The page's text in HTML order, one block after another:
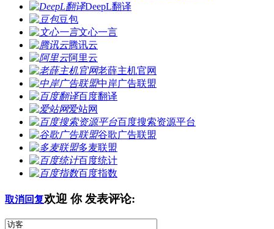
DeepL翻译
豆包
文心一言
腾讯云
阿里云
老薛主机官网
中岸广告联盟
百度翻译
爱站网
百度搜索资源平台
谷歌广告联盟
多麦联盟
百度统计
百度指数
取消回复欢迎 你发表评论: